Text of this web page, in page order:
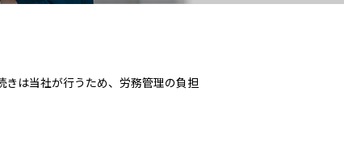
は当社が行うため、労務管理の負担